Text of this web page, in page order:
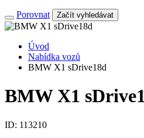
Porovnat Začít vyhledávat
Úvod
Nabídka vozů
BMW X1 sDrive18d
BMW X1
ID: 113210